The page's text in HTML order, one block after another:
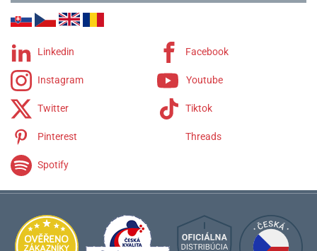
Linkedin Facebook
Instagram Youtube
Twitter Tiktok
Pinterest Threads
Spotify